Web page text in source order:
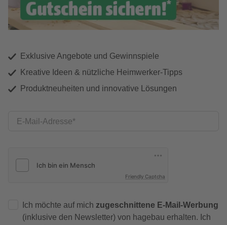
Exklusive Angebote und Gewinnspiele
Kreative Ideen & nützliche Heimwerker-Tipps
Produktneuheiten und innovative Lösungen
E-Mail-Adresse
Friendly Captcha
Ich möchte auf mich zugeschnittene E-Mail-Werbung
(inklusive den Newsletter) von hagebau erhalten. Ich